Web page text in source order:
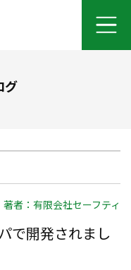
グ
著者：有限会社セーフティ
で開発されまし